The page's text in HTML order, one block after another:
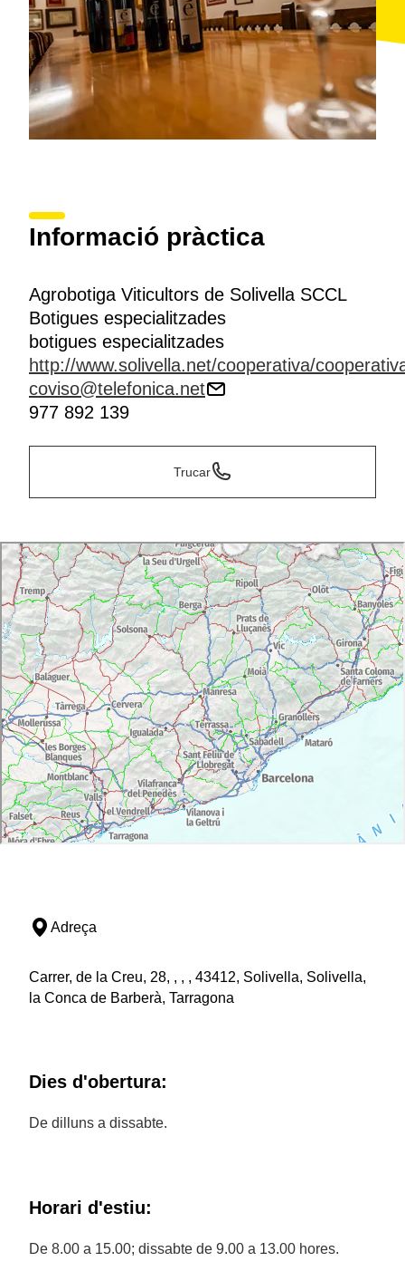
Informació pràctica
Agrobotiga Viticultors de Solivella SCCL
Botigues especialitzades
botigues especialitzades
http://www.solivella.net/cooperativa/
coviso@telefonica.net
977 892 139
Trucar
Adreça
Carrer, de la Creu, 28, , , , 43412, Solivella, Solivella,
la Conca de Barberà, Tarragona
Dies d'obertura:
De dilluns a dissabte.
Horari d'estiu:
De 8.00 a 15.00; dissabte de 9.00 a 13.00 hores.